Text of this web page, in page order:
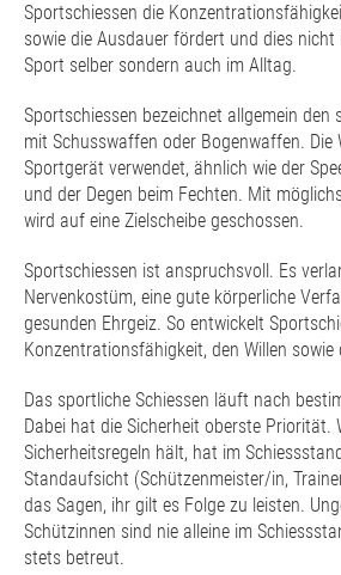
Sportschiessen die
sowie die Ausdauer fördert und dies
Sport selber sondern auch im Alltag.
Sportschiessen bezeichnet allgemein den
mit Schusswaffen oder Bogenwaffen. Die
Sportgerät verwendet, ähnlich wie der
und der Degen beim Fechten. Mit
wird auf eine Zielscheibe geschossen.
Sportschiessen ist anspruchsvoll. Es
Nervenkostüm, eine gute körperliche
gesunden Ehrgeiz. So entwickelt
Konzentrationsfähigkeit, den Willen sowie
Das sportliche Schiessen läuft nach
Dabei hat die Sicherheit oberste Priorität.
Sicherheitsregeln hält, hat im
Standaufsicht (Schützenmeister/in,
das Sagen, ihr gilt es Folge zu leisten.
Schützinnen sind nie alleine im
stets betreut.